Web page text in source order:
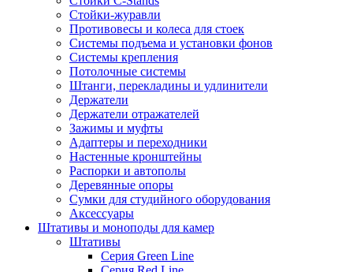
Стойки-журавли
Противовесы и колеса для стоек
Системы подъема и установки фонов
Системы крепления
Потолочные системы
Штанги, перекладины и удлинители
Держатели
Держатели отражателей
Зажимы и муфты
Адаптеры и переходники
Настенные кронштейны
Распорки и автополы
Деревянные опоры
Сумки для студийного оборудования
Аксессуары
Штативы и моноподы для камер
Штативы
Серия Green Line